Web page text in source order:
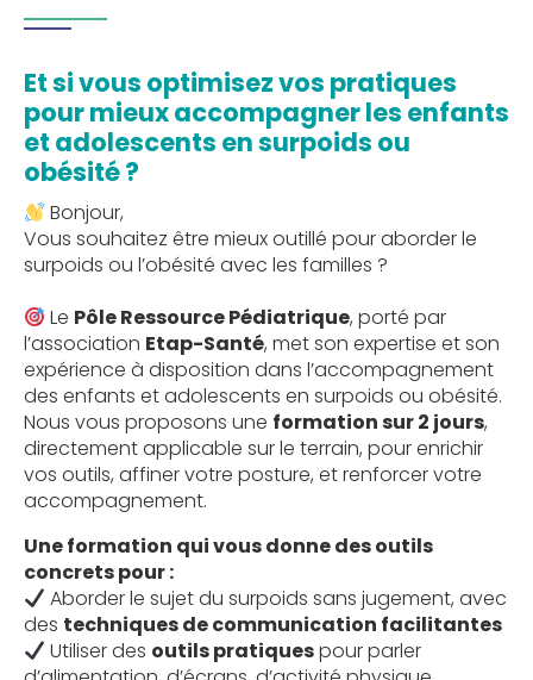
Et si vous optimisez vos pratiques
pour mieux accompagner les enfants
et adolescents en surpoids ou
obésité ?
Bonjour,
Vous souhaitez être mieux outillé pour aborder le
surpoids ou l’obésité avec les familles ?
Le Pôle Ressource Pédiatrique, porté par
l’association Etap-Santé, met son expertise et son
expérience à disposition dans l’accompagnement
des enfants et adolescents en surpoids ou obésité.
Nous vous proposons une formation sur 2 jours,
directement applicable sur le terrain, pour enrichir
vos outils, affiner votre posture, et renforcer votre
accompagnement.
Une formation qui vous donne des outils
concrets pour :
Aborder le sujet du surpoids sans jugement, avec
des techniques de communication facilitantes
Utiliser des outils pratiquespour parler